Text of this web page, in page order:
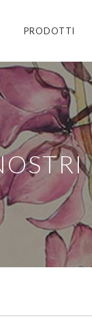
PRODOTTI